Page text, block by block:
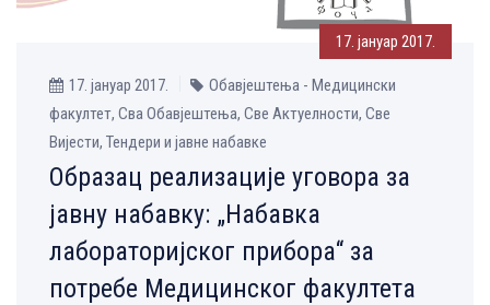
17. јануар 2017.
17. јануар 2017.
Обавјештења - Медицински
факултет, Сва Обавјештења, Све Aктуелности, Све
Вијести, Тендери и јавне набавке
Образац реализације уговора за
јавну набавку: „Набавка
лабораторијског прибора“ за
потребе Медицинског факултета